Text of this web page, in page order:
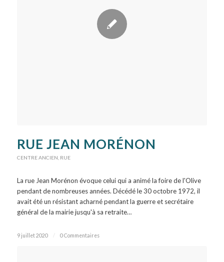
RUE JEAN MORÉNON
CENTRE ANCIEN RUE
La rue Jean Morénon évoque celui qui a animé la foire de l'Olive
pendant de nombreuses années. Décédé le 30 octobre 1972, il
avait été un résistant acharné pendant la guerre et secrétaire
général de la mairie jusqu'à sa retraite…
9 juillet 2020 / 0 Commentaires